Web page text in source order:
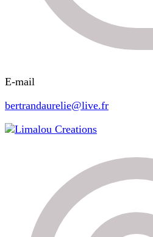
E-mail
bertrandaurelie@live.fr
Limalou Creations